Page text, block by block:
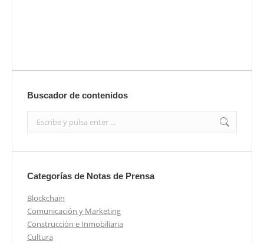
Buscador de contenidos
Categorías de Notas de Prensa
Blockchain
Comunicación y Marketing
Construcción e Inmobiliaria
Cultura